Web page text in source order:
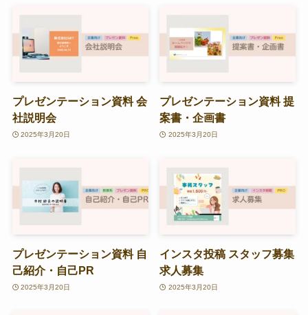
プレゼンテーション資料 会
社説明会
2025年3月20日
プレゼンテーション資料 提
案書・企画書
2025年3月20日
プレゼンテーション資料 自
己紹介・自己PR
2025年3月20日
インスタ投稿 スタッフ募集
求人募集
2025年3月20日